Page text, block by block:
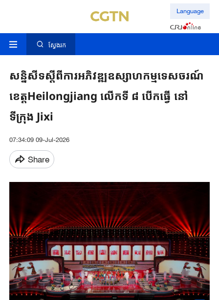
Language
ស្វែងរក
សន្និសីទស្តីពីការអភិវឌ្ឍឧស្សាហកម្មទេសចរណ៍
ខេត្តHeilongjiang លើកទី ៨ បើកធ្វើ នៅ
ទីក្រុង Jixi
07:34:09 09-Jul-2026
Share